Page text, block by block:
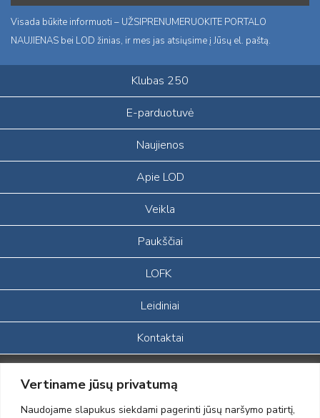
Vertiname jūsų privatumą
Naudojame slapukus siekdami pagerinti jūsų naršymo patirtį,
Visada būkite informuoti – UŽSIPRENUMERUOKITE PORTALO
NAUJIENAS bei LOD žinias, ir mes jas atsiųsime į Jūsų el. paštą.
Klubas 250
E-parduotuvė
Naujienos
Apie LOD
Veikla
Paukščiai
LOFK
Leidiniai
Kontaktai
Portalas sukurtas įgyvendinant Lietuvos Respublikos, Europos
ekonominės erdvės ir Norvegijos finansinių mechanizmų iš dalies
finansuojamą paprojektį